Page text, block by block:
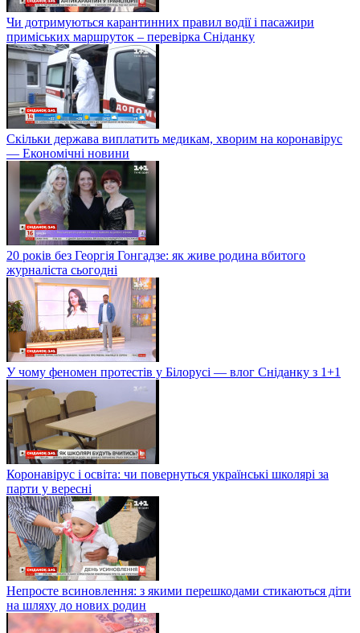
Чи дотримуються карантинних правил водії і пасажири
приміських маршруток – перевірка Сніданку
Скільки держава виплатить медикам, хворим на коронавірус
— Економічні новини
20 років без Георгія Гонгадзе: як живе родина вбитого
журналіста сьогодні
У чому феномен протестів у Білорусі — влог Сніданку з 1+1
Коронавірус і освіта: чи повернуться українські школярі за
парти у вересні
Непросте всиновлення: з якими перешкодами стикаються діти
на шляху до нових родин